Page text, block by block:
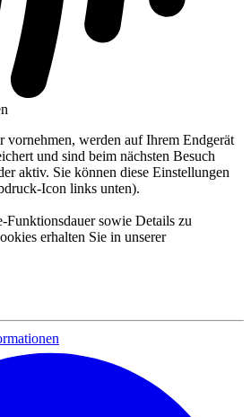
vornehmen, werden auf Ihrem Endgerät
und sind beim nächsten Besuch
aktiv. Sie können diese Einstellungen
Icon links unten).
sowie Details zu
erhalten Sie in unserer